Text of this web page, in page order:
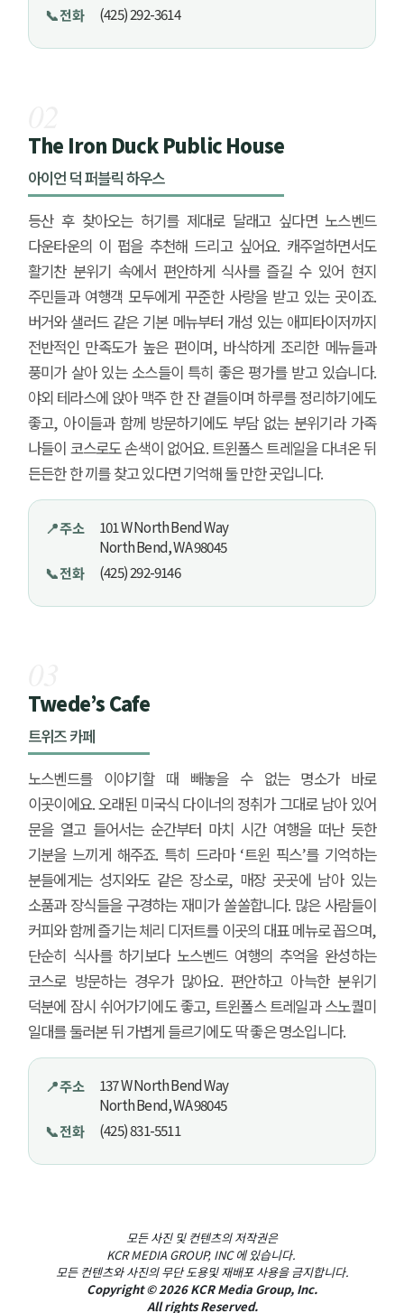
📞 전화
(425) 292-3614
The Iron Duck Public House
아이언 덕 퍼블릭 하우스
등산 후 찾아오는 허기를 제대로 달래고 싶다면 노스벤드
다운타운의 이 펍을 추천해 드리고 싶어요. 캐주얼하면서도
활기찬 분위기 속에서 편안하게 식사를 즐길 수 있어 현지
주민들과 여행객 모두에게 꾸준한 사랑을 받고 있는 곳이죠.
버거와 샐러드 같은 기본 메뉴부터 개성 있는 애피타이저까지
전반적인 만족도가 높은 편이며, 바삭하게 조리한 메뉴들과
풍미가 살아 있는 소스들이 특히 좋은 평가를 받고 있습니다.
야외 테라스에 앉아 맥주 한 잔 곁들이며 하루를 정리하기에도
좋고, 아이들과 함께 방문하기에도 부담 없는 분위기라 가족
나들이 코스로도 손색이 없어요. 트윈폴스 트레일을 다녀온 뒤
든든한 한 끼를 찾고 있다면 기억해 둘 만한 곳입니다.
📍 주소
101 W North Bend Way
North Bend, WA 98045
📞 전화
(425) 292-9146
Twede’s Cafe
트위즈 카페
노스벤드를 이야기할 때 빼놓을 수 없는 명소가 바로
이곳이에요. 오래된 미국식 다이너의 정취가 그대로 남아 있어
문을 열고 들어서는 순간부터 마치 시간 여행을 떠난 듯한
기분을 느끼게 해주죠. 특히 드라마 ‘트윈 픽스’를 기억하는
분들에게는 성지와도 같은 장소로, 매장 곳곳에 남아 있는
소품과 장식들을 구경하는 재미가 쏠쏠합니다. 많은 사람들이
커피와 함께 즐기는 체리 디저트를 이곳의 대표 메뉴로 꼽으며,
단순히 식사를 하기보다 노스벤드 여행의 추억을 완성하는
코스로 방문하는 경우가 많아요. 편안하고 아늑한 분위기
덕분에 잠시 쉬어가기에도 좋고, 트윈폴스 트레일과 스노퀄미
일대를 둘러본 뒤 가볍게 들르기에도 딱 좋은 명소입니다.
📍 주소
137 W North Bend Way
North Bend, WA 98045
📞 전화
(425) 831-5511
모든 사진 및 컨텐츠의 저작권은
KCR MEDIA GROUP, INC 에 있습니다.
모든 컨텐츠와 사진의 무단 도용및 재배포 사용을 금지합니다.
Copyright © 2026 KCR Media Group, Inc.
All rights Reserved.